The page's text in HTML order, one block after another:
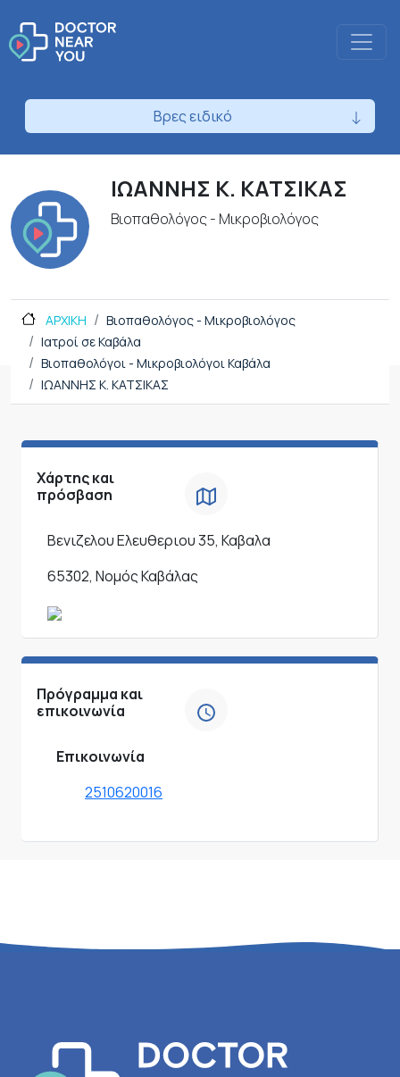
Βρες ειδικό
ΙΩΑΝΝΗΣ Κ. ΚΑΤΣΙΚΑΣ
Βιοπαθολόγος - Μικροβιολόγος
ΑΡΧΙΚΗ
Βιοπαθολόγος - Μικροβιολόγος
Ιατροί σε Καβάλα
Βιοπαθολόγοι - Μικροβιολόγοι Καβάλα
ΙΩΑΝΝΗΣ Κ. ΚΑΤΣΙΚΑΣ
Χάρτης και
πρόσβαση
Βενιζελου Ελευθεριου 35, Καβαλα
65302, Νομός Καβάλας
Πρόγραμμα και
επικοινωνία
Επικοινωνία
2510620016